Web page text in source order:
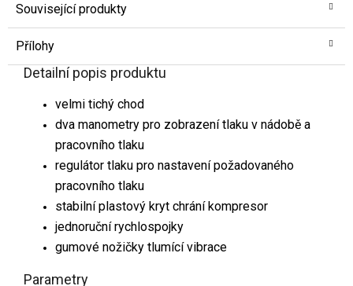
Související produkty
Přílohy
Detailní popis produktu
velmi tichý chod
dva manometry pro zobrazení tlaku v nádobě a
pracovního tlaku
regulátor tlaku pro nastavení požadovaného
pracovního tlaku
stabilní plastový kryt chrání kompresor
jednoruční rychlospojky
gumové nožičky tlumící vibrace
Parametry